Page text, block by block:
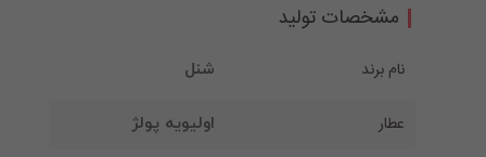
مشخصات تولید
نام برند شنل
عطار اولیویه پولژ